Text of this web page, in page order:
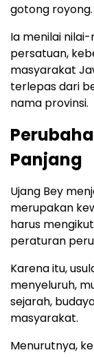
gotong royong.
Ia menilai
persatuan,
masyarakat
terlepas dari
nama provinsi.
Panjang
Ujang Bey
merupakan
harus
peraturan
Karena itu,
menyeluruh,
sejarah,
masyarakat.
Menurutnya,